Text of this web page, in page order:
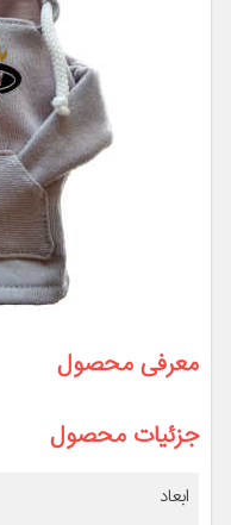
معرفی محصول
جزئیات محصول
ابعاد